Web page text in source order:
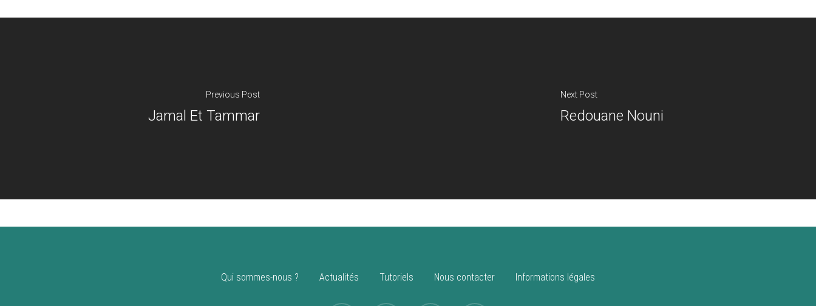
Previous Post
Jamal Et Tammar
Next Post
Redouane Nouni
Qui sommes-nous ? Actualités Tutoriels Nous contacter Informations légales